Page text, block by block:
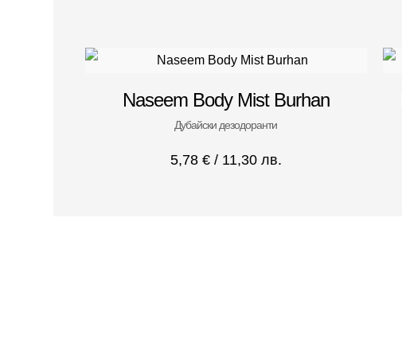
Naseem Body Mist Burhan
Дубайски дезодоранти
5,78 €/ 11,30 лв.